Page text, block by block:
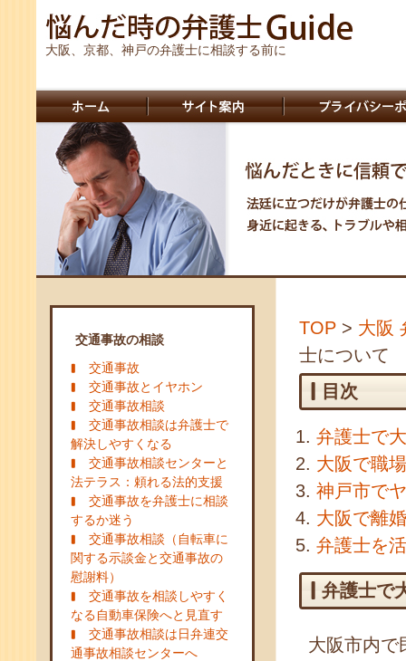
大阪、京都、神戸の弁護士に相談する前に
交通事故の相談
交通事故
交通事故とイヤホン
交通事故相談
交通事故相談は弁護士で
解決しやすくなる
交通事故相談センターと
法テラス：頼れる法的支援
交通事故を弁護士に相談
するか迷う
交通事故相談（自転車に
関する示談金と交通事故の
慰謝料）
交通事故を相談しやすく
なる自動車保険へと見直す
交通事故相談は日弁連交
通事故相談センターへ
TOP > 大阪
士について
目次
弁護士で
大阪で職
神戸市で
大阪で離
弁護士を
弁護士で
大阪市内で